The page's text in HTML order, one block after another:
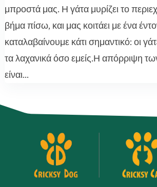
μπροστά μας. Η γάτα μυρίζει το
βήμα πίσω, και μας κοιτάει με ένα
καταλαβαίνουμε κάτι σημαντικό: οι
τα λαχανικά όσο εμείς.Η απόρριψη
είναι...